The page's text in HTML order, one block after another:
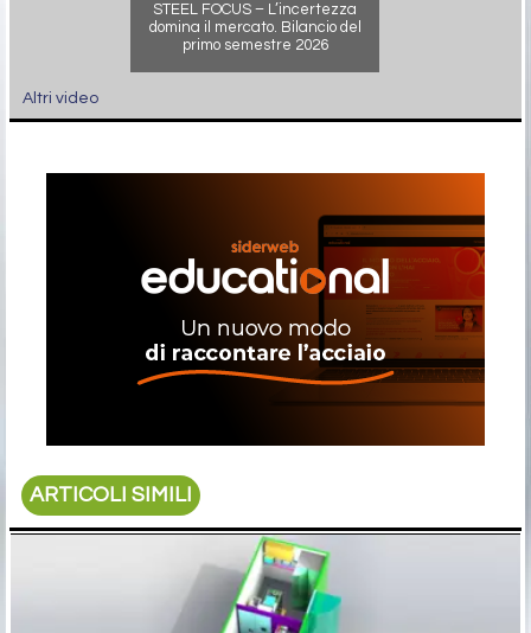
STEEL FOCUS – L’incertezza
domina il mercato. Bilancio del
primo semestre 2026
Altri video
ARTICOLI SIMILI